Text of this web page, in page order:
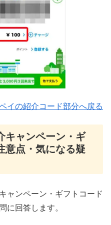
イの紹介コード部分へ戻る
キャンペーン・ギ
意点・気になる疑
ャンペーン・ギフトコード
に回答します。